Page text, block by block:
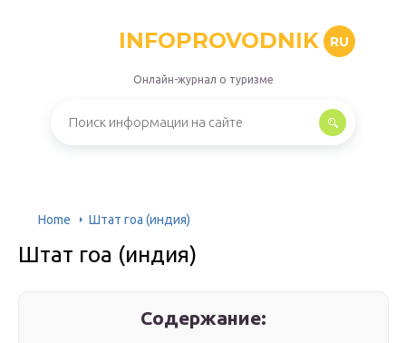
INFOPROVODNIK RU
Онлайн-журнал о туризме
Home Штат гоа (индия)
Штат гоа (индия)
Содержание: